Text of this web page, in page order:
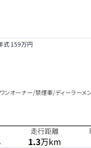
式 159万円
ンオーナー/禁煙車/ディーラー
走行距離
1.3万km